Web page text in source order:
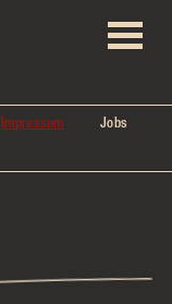
Impressum
Jobs